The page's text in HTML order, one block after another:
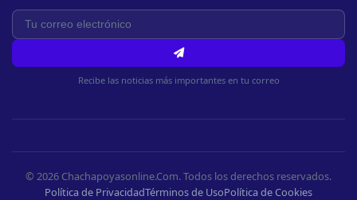
Recibe las noticias más importantes en tu correo
© 2026 Chachapoyasonline.Com. Todos los derechos reservados.
Política de PrivacidadTérminos de UsoPolítica de Cookies